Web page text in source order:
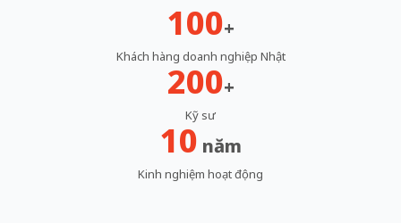
100+
Khách hàng doanh nghiệp Nhật
200+
Kỹ sư
10 năm
Kinh nghiệm hoạt động